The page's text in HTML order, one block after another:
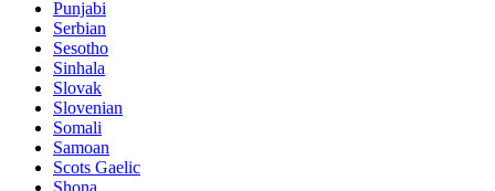
Punjabi
Serbian
Sesotho
Sinhala
Slovak
Slovenian
Somali
Samoan
Scots Gaelic
Shona